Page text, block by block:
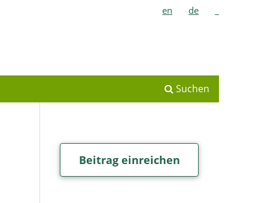
Suchen
en de
Beitrag einreichen